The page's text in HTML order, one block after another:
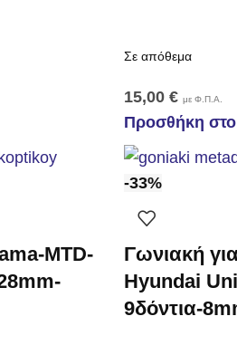
Σε απόθεμα
15,00€ με Φ.Π.Α.
Προσθήκη στο
MTD-
-33%
Γωνιακή
Hyundai
9δόντια-